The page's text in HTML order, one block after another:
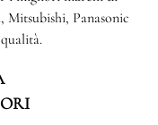
Panasonic